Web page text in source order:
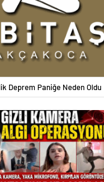
Deprem Paniğe Neden Oldu